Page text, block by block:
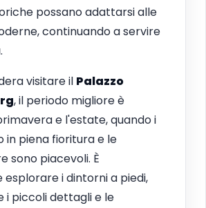
possano adattarsi alle
continuando a servire
visitare il Palazzo
, il periodo migliore è
e l'estate, quando i
in piena fioritura e le
sono piacevoli. È
esplorare i dintorni a piedi,
i piccoli dettagli e le